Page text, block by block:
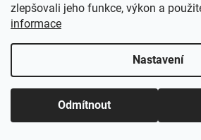
zlepšovali jeho funkce, výkon a
informace
Nastavení
Odmítnout